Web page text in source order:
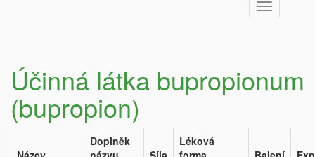
Toggle
navigation
Účinná látka bupropionum
(bupropion)
Doplněk
Léková